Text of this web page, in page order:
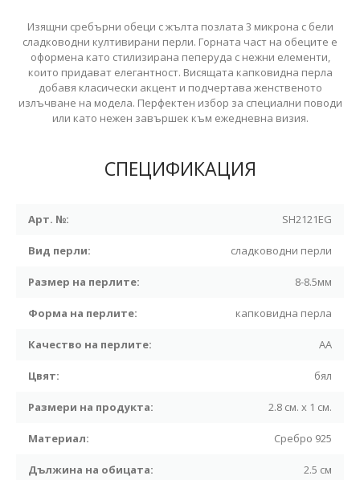
Изящни сребърни обеци с жълта позлата 3 микрона с бели
сладководни култивирани перли. Горната част на обеците е
оформена като стилизирана пеперуда с нежни елементи,
които придават елегантност. Висящата капковидна перла
добавя класически акцент и подчертава женственото
излъчване на модела. Перфектен избор за специални поводи
или като нежен завършек към ежедневна визия.
СПЕЦИФИКАЦИЯ
Арт. №: SH2121EG
Вид перли: сладководни перли
Размер на перлите: 8-8.5мм
Форма на перлите: капковидна перла
Качество на перлите: АА
Цвят: бял
Размери на продукта: 2.8 см. х 1 см.
Материал: Сребро 925
Дължина на обицата: 2.5 см